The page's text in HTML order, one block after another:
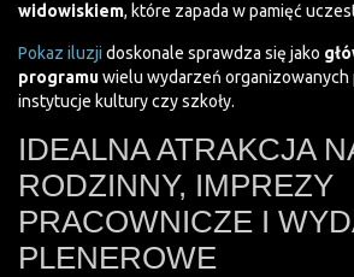
widowiskiem, które zapada w pamięć
Pokaz iluzji doskonale sprawdza się jako
programuwielu wydarzeń organizowanych
instytucje kultury czy szkoły.
IDEALNA ATRAKCJA
RODZINNY, IMPREZY
PRACOWNICZE I
PLENEROWE